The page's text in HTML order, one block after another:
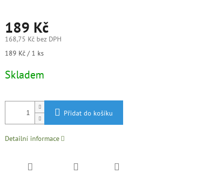
189 Kč
168,75 Kč bez DPH
Měrná
189 Kč / 1 ks
Skladem
Přidat do košíku
Detailní informace